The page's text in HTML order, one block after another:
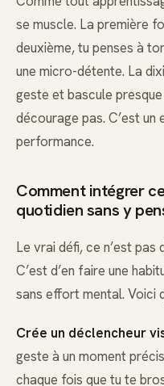
se muscle. La première
deuxième, tu penses à
une micro-détente. La
geste et bascule
décourage pas. C’est un
performance.
Comment intégrer
quotidien sans y
Le vrai défi, ce n’est pas
C’est d’en faire une
sans effort mental. Voici
Crée un déclencheur
geste à un moment
chaque fois que tu te